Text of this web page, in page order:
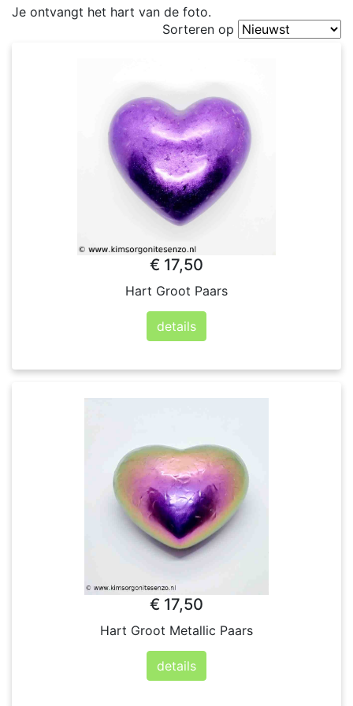
Je ontvangt het hart van de foto.
Sorteren op
€ 17,50
Hart Groot Paars
details
€ 17,50
Hart Groot Metallic Paars
details